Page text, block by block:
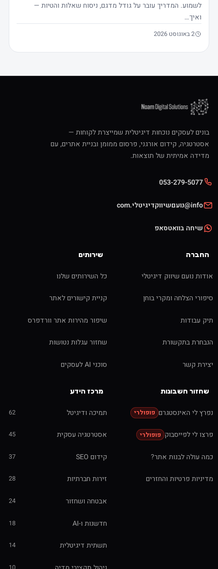
לשמוע. המדריך עובר על גודל מדגם, ניסוח שאלות והטיות —
ואיך…
2 באוגוסט 2026
בונים לעסקים נוכחות דיגיטלית שמייצרת לקוחות —
אסטרטגיה, קידום אורגני, פרסום ממומן ובניית אתרים, עם
מדידה אמיתית של תוצאות.
053-279-5077
info@נועםשיווקדיגיטלי.com
שיחה בוואטסאפ
החברה
אודות נועם שיווק דיגיטלי
סיפורי הצלחה ומקרי בוחן
תיק עבודות
הנבחרת בתקשורת
יצירת קשר
שירותים
כל השירותים שלנו
קניית קישורים לאתר
שיפור מהירות אתר וורדפרס
שחזור עגלות נטושות
סוכני AI לעסקים
שחזור חשבונות
נפרץ לי האינסטגרם פופולרי
פרצו לי לפייסבוק פופולרי
כמה עולה לבנות אתר?
מדיניות פרטיות והחזרים
מרכז הידע
תמיכה ודיגיטל 62
אסטרטגיה עסקית 45
קידום SEO 37
זירות חברתיות 28
אבטחה ושחזור 24
חדשנות ו-AI 18
תשתית דיגיטלית 14